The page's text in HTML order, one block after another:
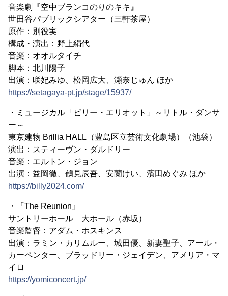
音楽劇『空中ブランコのりのキキ』
世田谷パブリックシアター（三軒茶屋）
原作：別役実
構成・演出：野上絹代
音楽：オオルタイチ
脚本：北川陽子
出演：咲妃みゆ、松岡広大、瀬奈じゅん ほか
https://setagaya-pt.jp/stage/15937/
・ミュージカル「ビリー・エリオット」～リトル・ダンサ
ー～
東京建物 Brillia HALL（豊島区立芸術文化劇場）（池袋）
演出：スティーヴン・ダルドリー
音楽：エルトン・ジョン
出演：益岡徹、鶴見辰吾、安蘭けい、濱田めぐみ ほか
https://billy2024.com/
・『The Reunion』
サントリーホール 大ホール（赤坂）
音楽監督：アダム・ホスキンス
出演：ラミン・カリムルー、城田優、新妻聖子、アール・
カーペンター、ブラッドリー・ジェイデン、アメリア・マ
イロ
https://yomiconcert.jp/